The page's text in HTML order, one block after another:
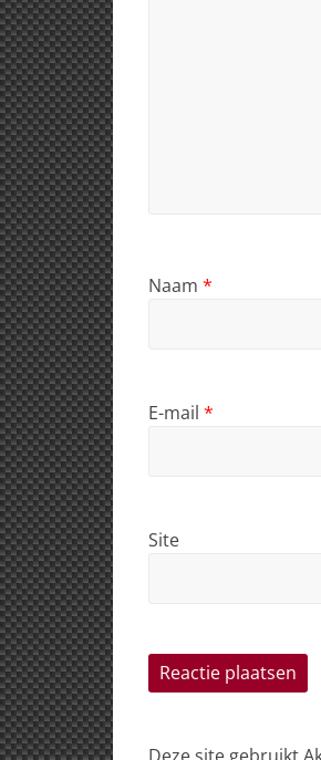
Naam *
E-mail *
Site
Deze site gebruikt